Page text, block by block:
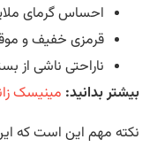
احساس گرمای ملایم در
قرمزی خفیف و
ناراحتی ناشی از بستن
بدانید:مینیسک زانو
مهم این است که این